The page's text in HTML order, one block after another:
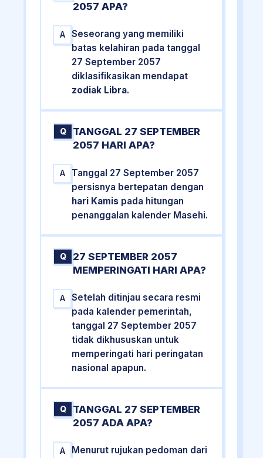
2057 APA?
A
Seseorang yang memiliki
batas kelahiran pada tanggal
27 September 2057
diklasifikasikan mendapat
zodiak Libra.
Q
TANGGAL 27 SEPTEMBER
2057 HARI APA?
A
Tanggal 27 September 2057
persisnya bertepatan dengan
hari Kamis pada hitungan
penanggalan kalender Masehi.
Q
27 SEPTEMBER 2057
MEMPERINGATI HARI APA?
A
Setelah ditinjau secara resmi
pada kalender pemerintah,
tanggal 27 September 2057
tidak dikhususkan untuk
memperingati hari peringatan
nasional apapun.
Q
TANGGAL 27 SEPTEMBER
2057 ADA APA?
A
Menurut rujukan pedoman dari